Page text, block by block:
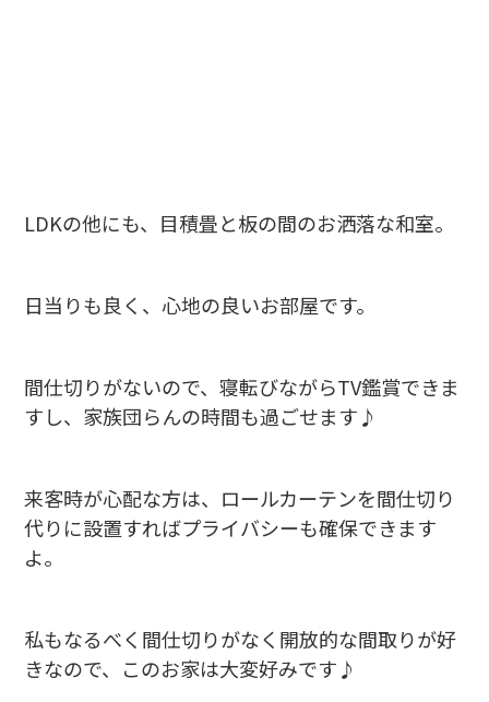
LDKの他にも、目積畳と板の間のお洒落な和室。
日当りも良く、心地の良いお部屋です。
間仕切りがないので、寝転びながらTV鑑賞できま
すし、家族団らんの時間も過ごせます♪
来客時が心配な方は、ロールカーテンを間仕切り
代りに設置すればプライバシーも確保できます
よ。
私もなるべく間仕切りがなく開放的な間取りが好
きなので、このお家は大変好みです♪